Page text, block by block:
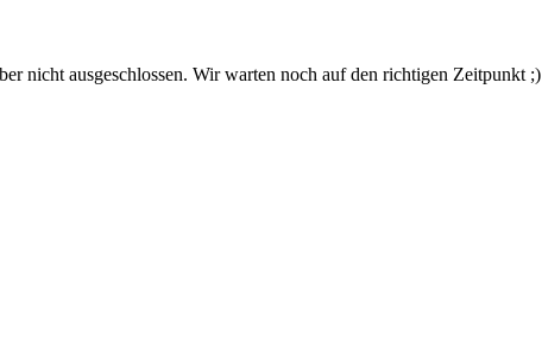
nicht ausgeschlossen. Wir warten noch auf den richtigen Zeitpunkt ;)